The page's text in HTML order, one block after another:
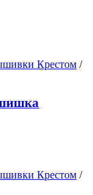
Крестом /
Крестом /